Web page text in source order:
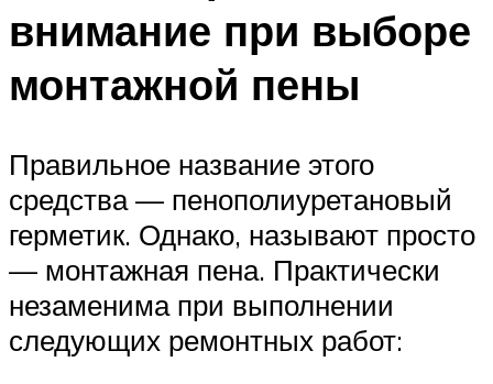
внимание при выборе
монтажной пены
Правильное название этого
средства — пенополиуретановый
герметик. Однако, называют просто
— монтажная пена. Практически
незаменима при выполнении
следующих ремонтных работ: